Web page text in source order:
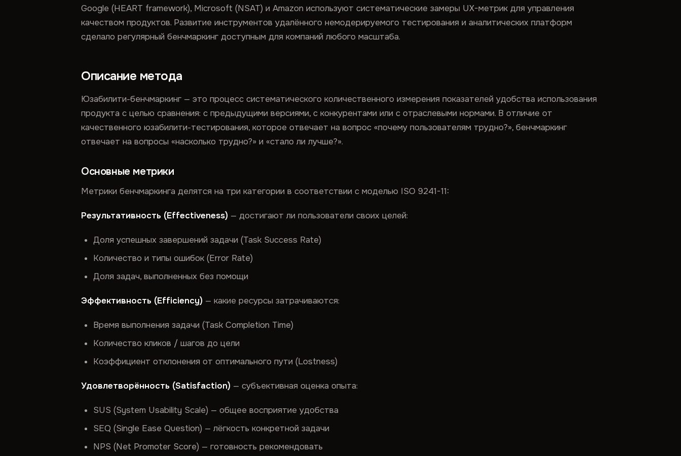
Google (HEART framework), Microsoft (NSAT) и Amazon используют систематические замеры UX-метрик для управления
качеством продуктов. Развитие инструментов удалённого немодерируемого тестирования и аналитических платформ
сделало регулярный бенчмаркинг доступным для компаний любого масштаба.
Описание метода
Юзабилити-бенчмаркинг — это процесс систематического количественного измерения показателей удобства использования
продукта с целью сравнения: с предыдущими версиями, с конкурентами или с отраслевыми нормами. В отличие от
качественного юзабилити-тестирования, которое отвечает на вопрос «почему пользователям трудно?», бенчмаркинг
отвечает на вопросы «насколько трудно?» и «стало ли лучше?».
Основные метрики
Метрики бенчмаркинга делятся на три категории в соответствии с моделью ISO 9241-11:
Результативность (Effectiveness) — достигают ли пользователи своих целей:
Доля успешных завершений задачи (Task Success Rate)
Количество и типы ошибок (Error Rate)
Доля задач, выполненных без помощи
Эффективность (Efficiency) — какие ресурсы затрачиваются:
Время выполнения задачи (Task Completion Time)
Количество кликов / шагов до цели
Коэффициент отклонения от оптимального пути (Lostness)
Удовлетворённость (Satisfaction) — субъективная оценка опыта:
SUS (System Usability Scale) — общее восприятие удобства
SEQ (Single Ease Question) — лёгкость конкретной задачи
NPS (Net Promoter Score) — готовность рекомендовать